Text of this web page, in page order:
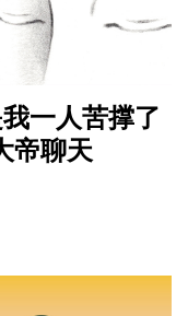
一人苦撑了
帝聊天